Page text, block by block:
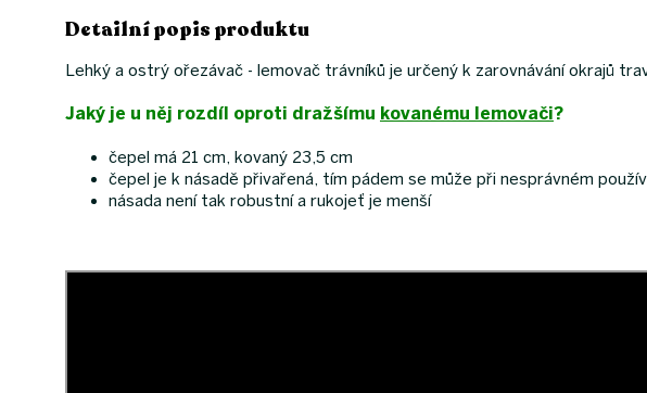
Detailní popis produktu
Lehký a ostrý ořezávač - lemovač trávníků je určený k zarovnávání okrajů
Jaký je u něj rozdíl oproti dražšímu kovanému lemovači?
čepel má 21 cm, kovaný 23,5 cm
čepel je k násadě přivařená, tím pádem se může při nesprávném
násada není tak robustní a rukojeť je menší